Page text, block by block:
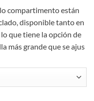
compartimento están
disponible tanto en
que tiene la opción de
más grande que se ajus